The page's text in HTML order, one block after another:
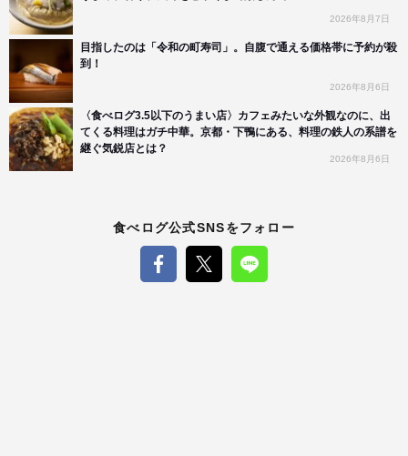
2026年8月7日
目指したのは「令和の町寿司」。自腹で通える価格帯に予約が殺
到！
2026年8月6日
〈食べログ3.5以下のうまい店〉カフェみたいな外観なのに、出
てくる料理はガチ中華。京都・下鴨にある、料理の鉄人の系譜を
継ぐ気鋭店とは？
2026年8月6日
食べログ公式SNSをフォロー